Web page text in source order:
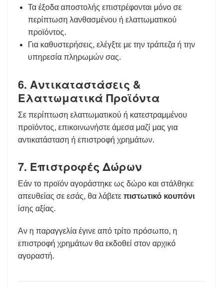
Τα έξοδα αποστολής επιστρέφονται μόνο σε
περίπτωση λανθασμένου ή ελαττωματικού
προϊόντος.
Για καθυστερήσεις, ελέγξτε με την τράπεζα ή την
υπηρεσία πληρωμών σας.
6. Αντικαταστάσεις &
Ελαττωματικά Προϊόντα
Σε περίπτωση ελαττωματικού ή κατεστραμμένου
προϊόντος, επικοινωνήστε άμεσα μαζί μας για
αντικατάσταση ή επιστροφή χρημάτων.
7. Επιστροφές Δώρων
Εάν το προϊόν αγοράστηκε ως δώρο και στάλθηκε
απευθείας σε εσάς, θα λάβετε πιστωτικό κουπόνι
ίσης αξίας.
Αν η παραγγελία έγινε από τρίτο πρόσωπο, η
επιστροφή χρημάτων θα εκδοθεί στον αρχικό
αγοραστή.